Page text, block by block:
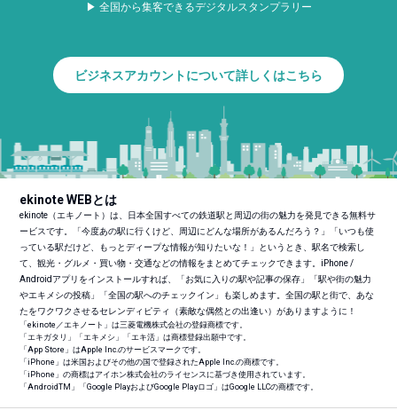
▶ 全国から集客できるデジタルスタンプラリー
ビジネスアカウントについて詳しくはこちら
ekinote WEBとは
ekinote（エキノート）は、日本全国すべての鉄道駅と周辺の街の魅力を発見できる無料サ
ービスです。「今度あの駅に行くけど、周辺にどんな場所があるんだろう？」「いつも使
っている駅だけど、もっとディープな情報が知りたいな！」というとき、駅名で検索し
て、観光・グルメ・買い物・交通などの情報をまとめてチェックできます。iPhone /
Androidアプリをインストールすれば、「お気に入りの駅や記事の保存」「駅や街の魅力
やエキメシの投稿」「全国の駅へのチェックイン」も楽しめます。全国の駅と街で、あな
たをワクワクさせるセレンディピティ（素敵な偶然との出逢い）がありますように！
「ekinote／エキノート」は三菱電機株式会社の登録商標です。
「エキガタリ」「エキメシ」「エキ活」は商標登録出願中です。
「App Store」はApple Inc.のサービスマークです。
「iPhone」は米国およびその他の国で登録されたApple Inc.の商標です。
「iPhone」の商標はアイホン株式会社のライセンスに基づき使用されています。
「AndroidTM 」「Google PlayおよびGoogle Playロゴ」はGoogle LLCの商標です。